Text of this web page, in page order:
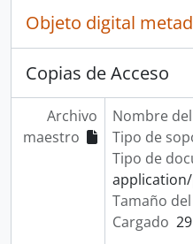
Objeto digital
Copias de Acceso
Archivo
maestro
Nombre
Tipo de
Tipo de
Tamaño
Cargado